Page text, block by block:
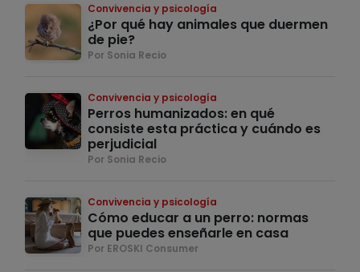
Convivencia y psicología
¿Por qué hay animales que duermen
de pie?
Por Sonia Recio
Convivencia y psicología
Perros humanizados: en qué
consiste esta práctica y cuándo es
perjudicial
Por Sonia Recio
Convivencia y psicología
Cómo educar a un perro: normas
que puedes enseñarle en casa
Por EROSKI Consumer